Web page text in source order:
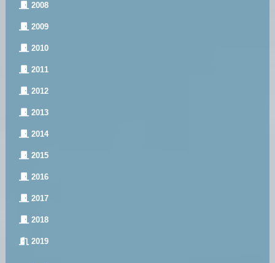
2008
2009
2010
2011
2012
2013
2014
2015
2016
2017
2018
2019